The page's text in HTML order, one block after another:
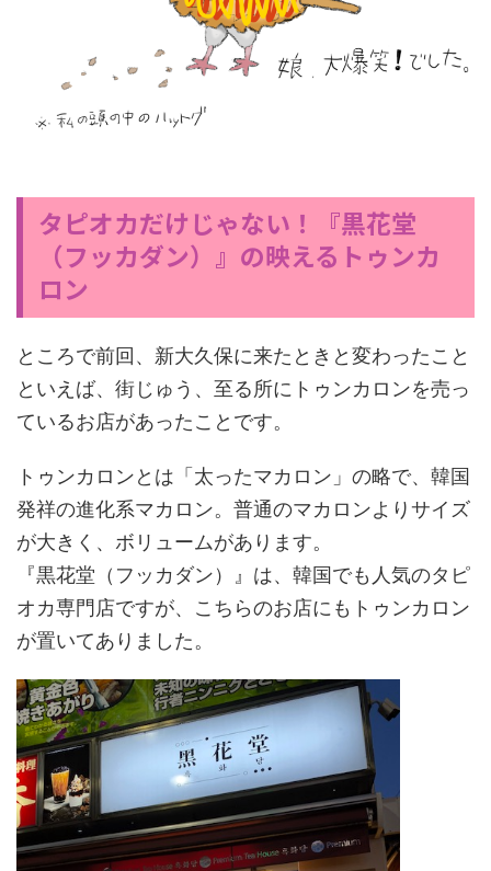
タピオカだけじゃない！『黒花堂
（フッカダン）』の映えるトゥンカ
ロン
ところで前回、新大久保に来たときと変わったこと
といえば、街じゅう、至る所にトゥンカロンを売っ
ているお店があったことです。
トゥンカロンとは「太ったマカロン」の略で、韓国
発祥の進化系マカロン。普通のマカロンよりサイズ
が大きく、ボリュームがあります。
『黒花堂（フッカダン）』は、韓国でも人気のタピ
オカ専門店ですが、こちらのお店にもトゥンカロン
が置いてありました。